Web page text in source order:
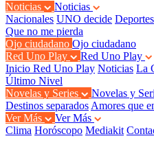
Noticias
Noticias
Nacionales UNO decide Deportes
Que no me pierda
Ojo ciudadano Ojo ciudadano
Red Uno Play
Red Uno Play
Inicio Red Uno Play Noticias La
Último Nivel
Novelas y Series
Novelas y
Destinos separados Amores que
Ver Más
Ver Más
Clima Horóscopo Mediakit